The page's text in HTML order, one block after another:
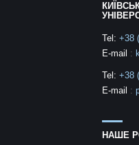
Tel: +38
E-mail :
Tel: +38
E-mail :
НАШЕ